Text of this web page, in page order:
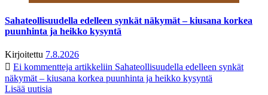
Sahateollisuudella edelleen synkät näkymät – kiusana korkea
puunhinta ja heikko kysyntä
Kirjoitettu 7.8.2026
Ei kommentteja artikkeliin Sahateollisuudella edelleen synkät
näkymät – kiusana korkea puunhinta ja heikko kysyntä
Lisää uutisia